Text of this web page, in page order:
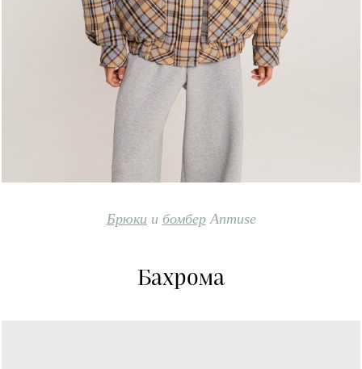
Брюкии бомберAnmuse
Бахрома